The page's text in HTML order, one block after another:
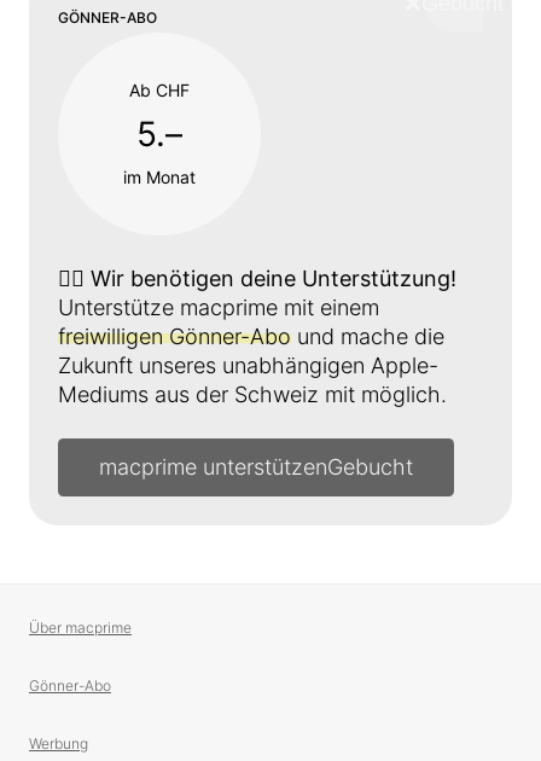
GÖNNER-ABO
Ab CHF
5.–
im Monat
👉🏼 Wir benötigen deine Unterstützung!
Unterstütze macprime mit einem
freiwilligen Gönner-Abo und mache die
Zukunft unseres unabhängigen Apple-
Mediums aus der Schweiz mit möglich.
macprime unterstützen
Über macprime
Gönner-Abo
Werbung